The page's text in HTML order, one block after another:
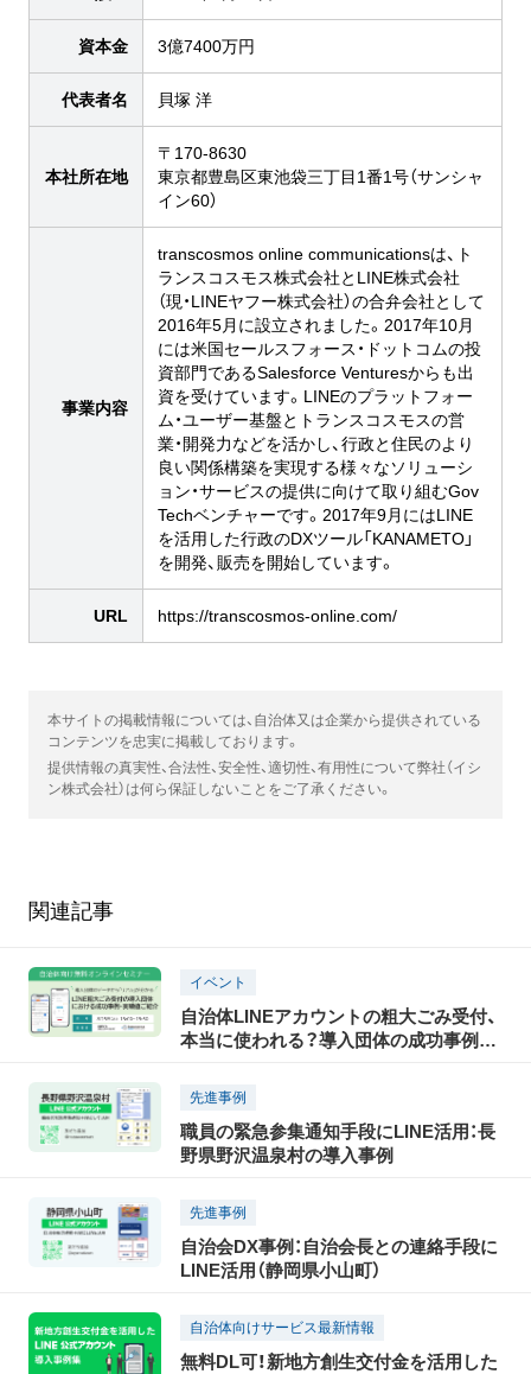
資本金 3億7400万円
代表者名 貝塚 洋
本社所在地
〒170-8630
東京都豊島区東池袋三丁目1番1号（サンシャ
イン60）
事業内容
transcosmos online communicationsは、ト
ランスコスモス株式会社とLINE株式会社
（現・LINEヤフー株式会社）の合弁会社として
2016年5月に設立されました。2017年10月
には米国セールスフォース・ドットコムの投
資部門であるSalesforce Venturesからも出
資を受けています。LINEのプラットフォー
ム・ユーザー基盤とトランスコスモスの営
業・開発力などを活かし、行政と住民のより
良い関係構築を実現する様々なソリューシ
ョン・サービスの提供に向けて取り組むGov
Techベンチャーです。2017年9月にはLINE
を活用した行政のDXツール「KANAMETO」
を開発、販売を開始しています。
URL https://transcosmos-online.com/
本サイトの掲載情報については、自治体又は企業から提供されている
コンテンツを忠実に掲載しております。
提供情報の真実性、合法性、安全性、適切性、有用性について弊社（イシ
ン株式会社）は何ら保証しないことをご了承ください。
関連記事
イベント
自治体LINEアカウントの粗大ごみ受付、
本当に使われる？導入団体の成功事例・
催(無料)
先進事例
職員の緊急参集通知手段にLINE活用：長
野県野沢温泉村の導入事例
先進事例
自治会DX事例：自治会長との連絡手段に
LINE活用（静岡県小山町）
自治体向けサービス最新情報
無料DL可！新地方創生交付金を活用した